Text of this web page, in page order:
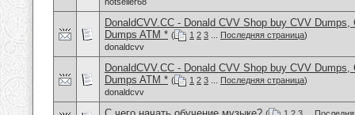
DonaldCVV.CC - Donald CVV Shop buy CVV
Dumps ATM * ( 1 2 3 Последняя страница)
donaldcvv
DonaldCVV.CC - Donald CVV Shop buy CVV
Dumps ATM * ( 1 2 3 Последняя страница)
donaldcvv